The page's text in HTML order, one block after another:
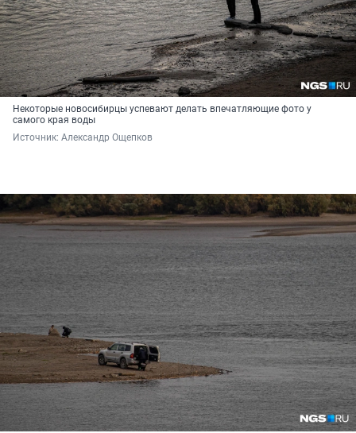
Некоторые новосибирцы успевают делать впечатляющие фото у
самого края воды
Источник: Александр Ощепков